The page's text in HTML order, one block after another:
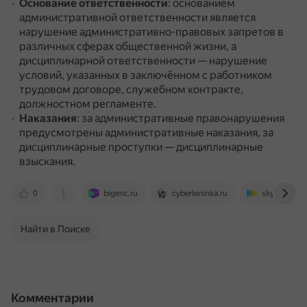
Основание ответственности: основанием
административной ответственности является
нарушение административно-правовых запретов в
различных сферах общественной жизни, а
дисциплинарной ответственности — нарушение
условий, указанных в заключённом с работником
трудовом договоре, служебном контракте,
должностном регламенте.
Наказания: за административные правонарушения
предусмотрены административные наказания, за
дисциплинарные проступки — дисциплинарные
взыскания.
0 bigenc.ru cyberleninka.ru skysmart.ru
Найти в Поиске
Комментарии